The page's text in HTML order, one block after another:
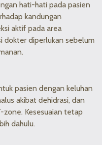
hati-hati pada pasien
kandungan
aktif pada area
dokter diperlukan sebelum
pasien dengan keluhan
akibat dehidrasi, dan
zone. Kesesuaian tetap
dahulu.